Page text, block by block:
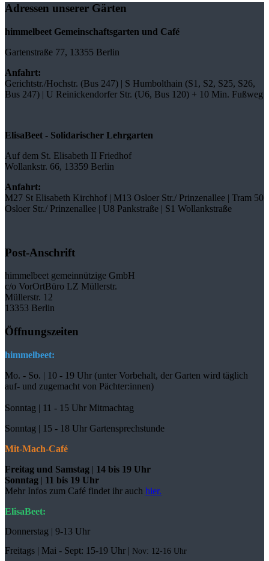
Adressen unserer Gärten
himmelbeet Gemeinschaftsgarten und Café
Gartenstraße 77, 13355 Berlin
Anfahrt:
Gerichtstr./Hochstr. (Bus 247) | S Humbolthain (S1, S2, S25, S26,
Bus 247) | U Reinickendorfer Str. (U6, Bus 120) + 10 Min. Fußweg
ElisaBeet - Solidarischer Lehrgarten
Auf dem St. Elisabeth II Friedhof
Wollankstr. 66, 13359 Berlin
Anfahrt:
M27 St Elisabeth Kirchhof | M13 Osloer Str./ Prinzenallee | Tram 50
Osloer Str./ Prinzenallee | U8 Pankstraße | S1 Wollankstraße
Post-Anschrift
himmelbeet gemeinnützige GmbH
c/o VorOrtBüro LZ Müllerstr.
Müllerstr. 12
13353 Berlin
Öffnungszeiten
himmelbeet:
Mo. - So. | 10 - 19 Uhr (unter Vorbehalt, der Garten wird täglich
auf- und zugemacht von Pächter:innen)
Sonntag | 11 - 15 Uhr Mitmachtag
Sonntag | 15 - 18 Uhr Gartensprechstunde
Mit-Mach-Café
Freitag und Samstag | 14 bis 19 Uhr
Sonntag | 11 bis 19 Uhr
Mehr Infos zum Café findet ihr auch hier.
ElisaBeet:
Donnerstag | 9-13 Uhr
Freitags | Mai - Sept: 15-19 Uhr | Nov: 12-16 Uhr